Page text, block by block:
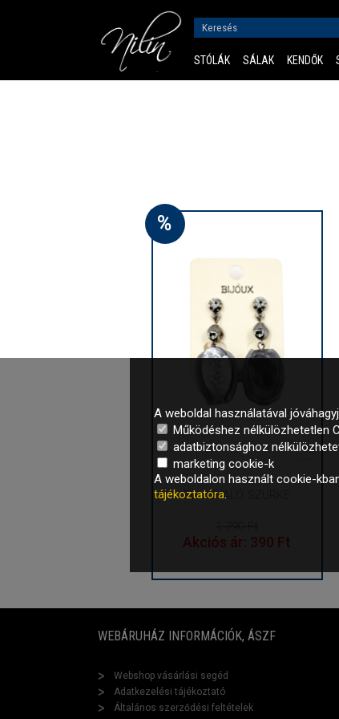
STÓLÁK SÁLAK KENDŐK
%
FÜLBEVALÓ, SZÜRKE
Akciós ár: 390 Ft
WEBÁRUHÁZ INFORMÁCIÓK, ÁSZF
Webshop vásárlási segéd
Adatkezelési tájékoztató
Általános szerződési feltételek
A weboldal használatával
Működéshez nélkülözhetetlen
adatbiztonsághoz
marketing cookie-k
A weboldalon használt cookie-
tájékoztatóra.